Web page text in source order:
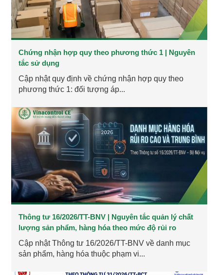
Chứng nhận hợp quy theo phương thức 1 | Nguyên
tắc sử dụng
Cập nhật quy định về chứng nhận hợp quy theo
phương thức 1: đối tượng áp...
Thông tư 16/2026/TT-BNV | Nguyên tắc quản lý chất
lượng sản phẩm, hàng hóa theo mức độ rủi ro
Cập nhật Thông tư 16/2026/TT-BNV về danh mục
sản phẩm, hàng hóa thuộc phạm vi...